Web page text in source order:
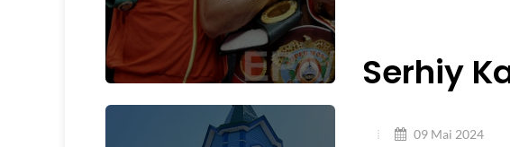
Serhiy
09 Mai 2024